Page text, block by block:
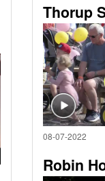
Thorup
08-07-2022
Robin